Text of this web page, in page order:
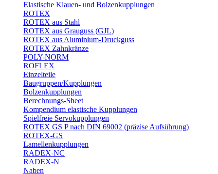
Elastische Klauen- und Bolzenkupplungen
ROTEX
ROTEX aus Stahl
ROTEX aus Grauguss (GJL)
ROTEX aus Aluminium-Druckguss
ROTEX Zahnkränze
POLY-NORM
ROFLEX
Einzelteile
Baugruppen/Kupplungen
Bolzenkupplungen
Berechnungs-Sheet
Kompendium elastische Kupplungen
Spielfreie Servokupplungen
ROTEX GS P nach DIN 69002 (präzise Aufsührung)
ROTEX-GS
Lamellenkupplungen
RADEX-NC
RADEX-N
Naben